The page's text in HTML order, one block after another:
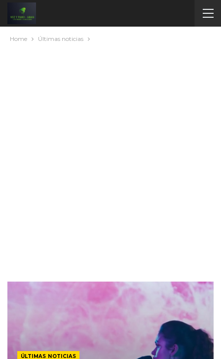
Home Últimas noticias
ÚLTIMAS NOTICIAS